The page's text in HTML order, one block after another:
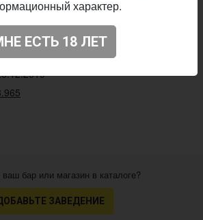
- American
IBU
бар или магазин в каталоге?
ЗАВЕДЕНИЕ
характер.
ЕСТЬ 18 ЛЕТ